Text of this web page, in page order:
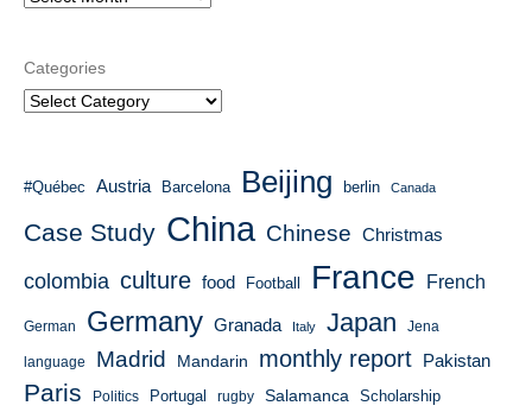
Categories
#Québec Austria Barcelona Beijing berlin Canada
Case Study China Chinese Christmas
colombia culture food Football France French
German Germany Granada Italy Japan Jena
language Madrid Mandarin monthly report Pakistan
Paris Politics Portugal rugby Salamanca Scholarship